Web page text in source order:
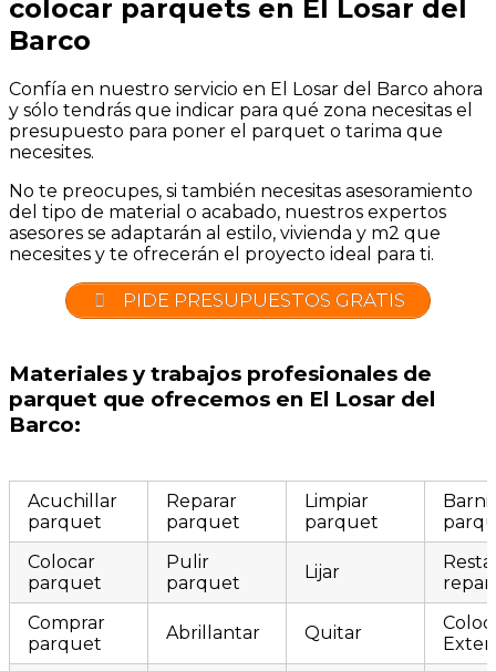
colocar parquets en El Losar del
Barco
Confía en nuestro servicio en El Losar del Barco ahora
y sólo tendrás que indicar para qué zona necesitas el
presupuesto para poner el parquet o tarima que
necesites.
No te preocupes, si también necesitas asesoramiento
del tipo de material o acabado, nuestros expertos
asesores se adaptarán al estilo, vivienda y m2 que
necesites y te ofrecerán el proyecto ideal para ti.
PIDE PRESUPUESTOS GRATIS
Materiales y trabajos profesionales de
parquet que ofrecemos en El Losar del
Barco:
Acuchillar
parquet
Reparar
parquet
Limpiar
parquet
Colocar
parquet
Pulir
parquet
Lijar
Comprar
parquet
Abrillantar Quitar